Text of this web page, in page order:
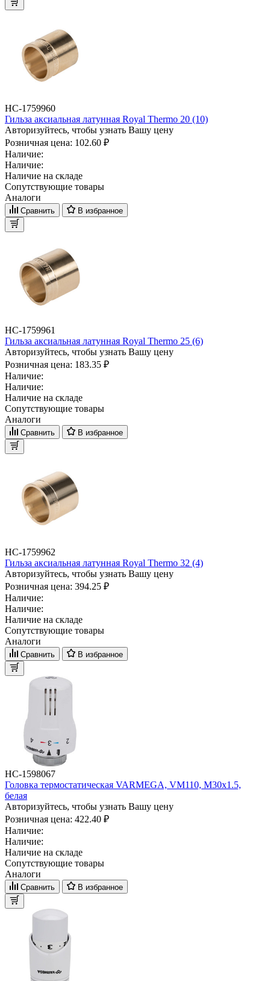
НС-1759960
Гильза аксиальная латунная Royal Thermo 20 (10)
Авторизуйтесь, чтобы узнать Вашу цену
Розничная цена: 102.60 ₽
Наличие:
Наличие:
Наличие на складе
Сопутствующие товары
Аналоги
Сравнить В избранное
НС-1759961
Гильза аксиальная латунная Royal Thermo 25 (6)
Авторизуйтесь, чтобы узнать Вашу цену
Розничная цена: 183.35 ₽
Наличие:
Наличие:
Наличие на складе
Сопутствующие товары
Аналоги
Сравнить В избранное
НС-1759962
Гильза аксиальная латунная Royal Thermo 32 (4)
Авторизуйтесь, чтобы узнать Вашу цену
Розничная цена: 394.25 ₽
Наличие:
Наличие:
Наличие на складе
Сопутствующие товары
Аналоги
Сравнить В избранное
НС-1598067
Головка термостатическая VARMEGA, VM110, M30х1.5,
белая
Авторизуйтесь, чтобы узнать Вашу цену
Розничная цена: 422.40 ₽
Наличие:
Наличие:
Наличие на складе
Сопутствующие товары
Аналоги
Сравнить В избранное